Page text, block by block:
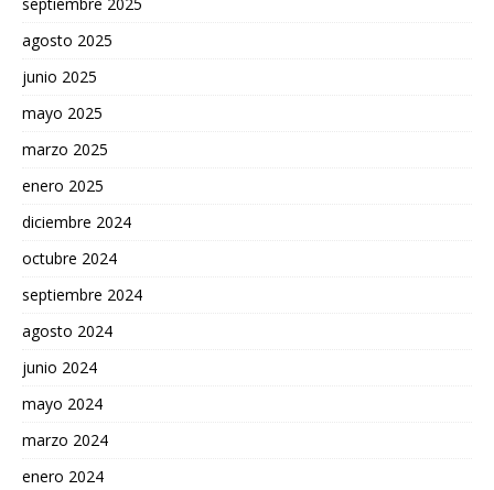
agosto 2025
junio 2025
mayo 2025
marzo 2025
enero 2025
diciembre 2024
octubre 2024
septiembre 2024
agosto 2024
junio 2024
mayo 2024
marzo 2024
enero 2024